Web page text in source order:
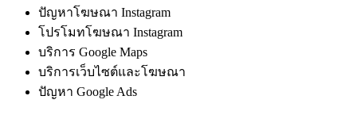
ปัญหาโฆษณา Instagram
โปรโมทโฆษณา Instagram
บริการ Google Maps
บริการเว็บไซต์และโฆษณา
ปัญหา Google Ads